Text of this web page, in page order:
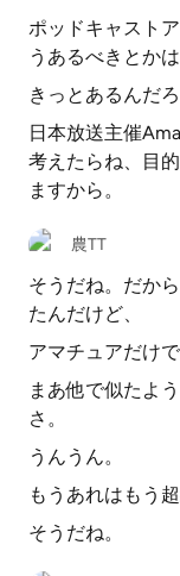
ポッドキャスト
うあるべきとかは
きっとあるんだろ
日本放送主催
考えたらね、目
ますから。
農TT
そうだね。だか
たんだけど、
アマチュアだけ
まあ他で似たよ
さ。
うんうん。
もうあれはもう
そうだね。